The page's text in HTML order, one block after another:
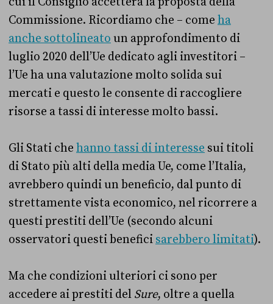
Commissione. Ricordiamo che – come ha
anche sottolineato un approfondimento di
luglio 2020 dell’Ue dedicato agli investitori –
l’Ue ha una valutazione molto solida sui
mercati e questo le consente di raccogliere
risorse a tassi di interesse molto bassi.
Gli Stati che hanno tassi di interesse sui titoli
di Stato più alti della media Ue, come l’Italia,
avrebbero quindi un beneficio, dal punto di
strettamente vista economico, nel ricorrere a
questi prestiti dell’Ue (secondo alcuni
osservatori questi benefici sarebbero limitati).
Ma che condizioni ulteriori ci sono per
accedere ai prestiti del Sure, oltre a quella